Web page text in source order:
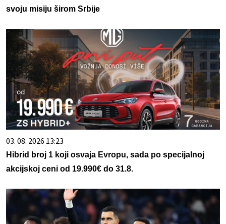
svoju misiju širom Srbije
03. 08. 2026 13:23
Hibrid broj 1 koji osvaja Evropu, sada po specijalnoj
akcijskoj ceni od 19.990€ do 31.8.